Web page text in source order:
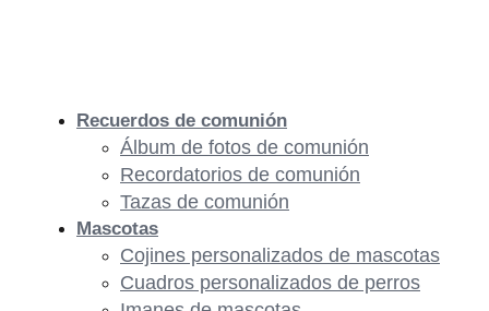
Recuerdos de comunión
Álbum de fotos de comunión
Recordatorios de comunión
Tazas de comunión
Mascotas
Cojines personalizados de mascotas
Cuadros personalizados de perros